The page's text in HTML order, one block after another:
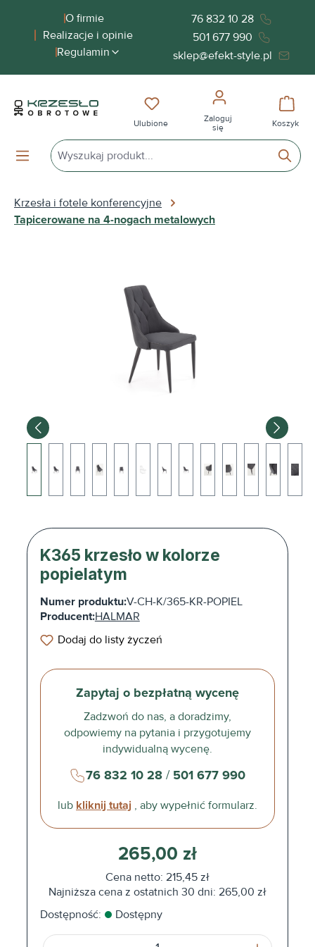
zawartościO firmie
Realizacje i opinie
Regulamin
76 832 10 28
501 677 990
sklep@efekt-style.pl
Masz 0 przedmioty na liście
Ulubione
Zaloguj
się
Koszyk
Krzesła i fotele konferencyjne
Tapicerowane na 4-nogach metalowych
K365 krzesło w kolorze
popielatym
Numer produktu:V-CH-K/365-KR-POPIEL
Producent:HALMAR
Dodaj do listy życzeń
Zapytaj o bezpłatną wycenę
Zadzwoń do nas, a doradzimy,
odpowiemy na pytania i przygotujemy
indywidualną wycenę.
76 832 10 28/ 501 677 990
lub kliknij tutaj , aby wypełnić formularz.
265,00 zł
Cena netto: 215,45 zł
Najniższa cena z ostatnich 30 dni: 265,00 zł
Dostępność:
Dostępny